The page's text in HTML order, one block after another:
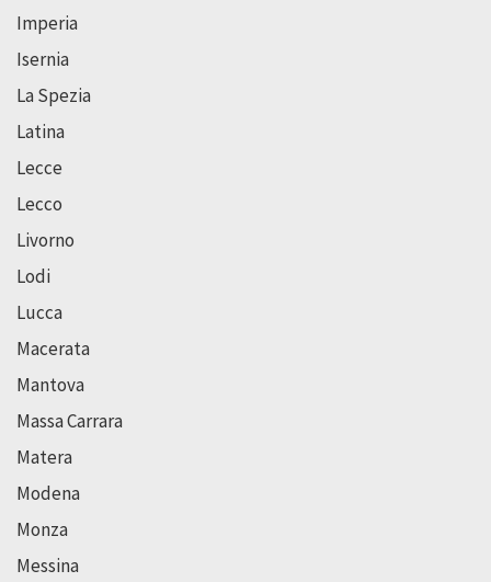
Imperia
Isernia
La Spezia
Latina
Lecce
Lecco
Livorno
Lodi
Lucca
Macerata
Mantova
Massa Carrara
Matera
Modena
Monza
Messina